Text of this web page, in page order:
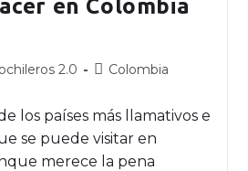
en Colombia
2.0 Colombia
los países más llamativos e
se puede visitar en
merece la pena